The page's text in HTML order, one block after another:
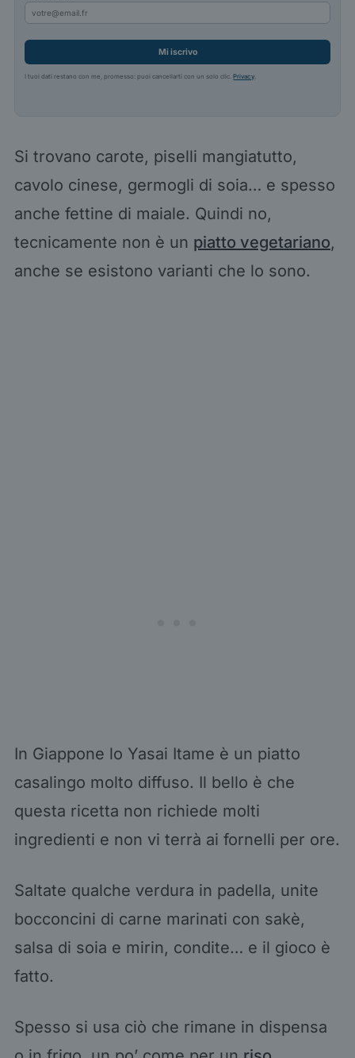
Mi iscrivo
I tuoi dati restano con me, promesso: puoi cancellarti con un solo clic.Privacy
Si trovano carote, piselli mangiatutto,
cavolo cinese, germogli di soia… e spesso
anche fettine di maiale. Quindi no,
tecnicamente non è un piatto vegetariano,
anche se esistono varianti che lo sono.
In Giappone lo Yasai Itame è un piatto
casalingo molto diffuso. Il bello è che
questa ricetta non richiede molti
ingredienti e non vi terrà ai fornelli per ore.
Saltate qualche verdura in padella, unite
bocconcini di carne marinati con sakè,
salsa di soia e mirin, condite… e il gioco è
fatto.
Spesso si usa ciò che rimane in dispensa